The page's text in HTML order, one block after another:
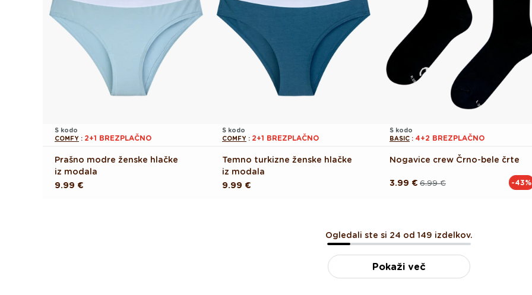
S kodo
COMFY : 2+1 BREZPLAČNO
Prašno modre ženske hlačke
iz modala
Redna
9.99 €
S kodo
COMFY : 2+1 BREZPLAČNO
Temno turkizne ženske hlačke
iz modala
Redna
9.99 €
S kodo
BASIC : 4+2 BREZPLAČNO
Nogavice crew Črno-bele črte
Redna 6.99 €
Akcijska
3.99 € -43%
Ogledali ste si 24 od 149 izdelkov.
Pokaži več